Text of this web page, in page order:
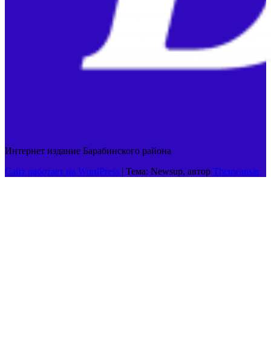
Интернет издание Барабинского района
Сайт работает на WordPress | Тема: Newsup, автор Themeansar